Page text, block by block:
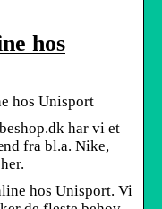
hos
hos Unisport
har vi et
fra bl.a. Nike,
hos Unisport. Vi